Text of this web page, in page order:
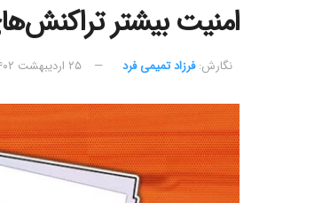
امنیت بیشتر
نگارش:‌ فرزاد تمیمی فرد ۲۵ اردیبهشت ۱۴۰۲ - ۱۷:۰۰